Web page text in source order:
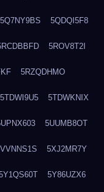
5Q7NY9BS 5QDQI5F8
5ROV8T2I
5RZQDHMO
5TDWI9U5 5TDWKNIX
5UUMB8OT
5XJ2MR7Y
5Y86UZX6